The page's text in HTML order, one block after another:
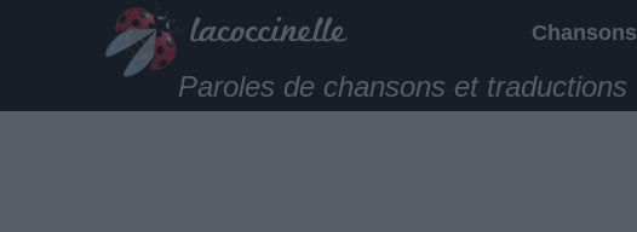
Chansons
Paroles de chansons et traductions